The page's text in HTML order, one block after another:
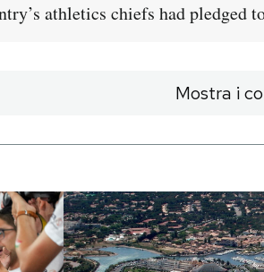
athletics chiefs had pledged
Mostra i